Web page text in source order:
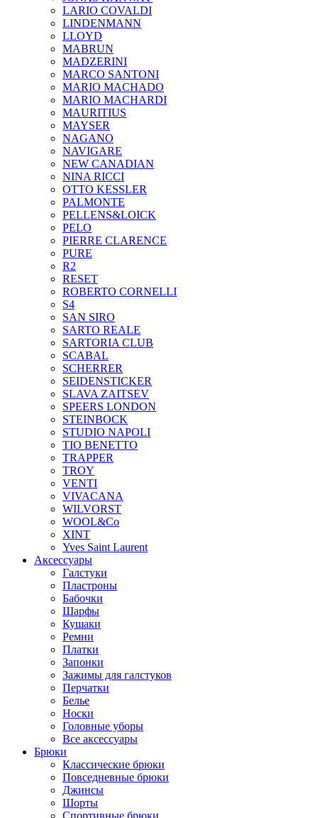
LARIO COVALDI
LINDENMANN
LLOYD
MABRUN
MADZERINI
MARCO SANTONI
MARIO MACHADO
MARIO MACHARDI
MAURITIUS
MAYSER
NAGANO
NAVIGARE
NEW CANADIAN
NINA RICCI
OTTO KESSLER
PALMONTE
PELLENS&LOICK
PELO
PIERRE CLARENCE
PURE
R2
RESET
ROBERTO CORNELLI
S4
SAN SIRO
SARTO REALE
SARTORIA CLUB
SCABAL
SCHERRER
SEIDENSTICKER
SLAVA ZAITSEV
SPEERS LONDON
STEINBOCK
STUDIO NAPOLI
TIO BENETTO
TRAPPER
TROY
VENTI
VIVACANA
WILVORST
WOOL&Co
XINT
Yves Saint Laurent
Аксессуары
Галстуки
Пластроны
Бабочки
Шарфы
Кушаки
Ремни
Платки
Запонки
Зажимы для галстуков
Перчатки
Белье
Носки
Головные уборы
Все аксессуары
Брюки
Классические брюки
Повседневные брюки
Джинсы
Шорты
Спортивные брюки